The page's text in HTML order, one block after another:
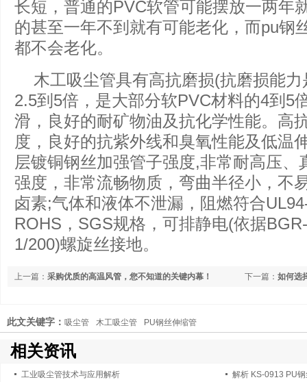
长短，普通的PVC软管可能摆放一两年
的甚至一年不到就有可能老化，而pu钢
都不会老化。
木工吸尘管具有高抗磨损(抗磨损能
2.5到5倍，是大部分软PVC材料的4到5
滑，良好的耐矿物油及抗化学性能。高
度，良好的抗紫外线和臭氧性能及低温
层镀铜钢丝加强管子强度,非常耐高压、
强度，非常流畅物质，弯曲半径小，不
卤素;气体和液体不泄漏，阻燃符合
ROHS，SGS规格，可排静电(依据
1/200)螺旋丝接地。
下一篇： 如何选
上一篇： 采购优质的高温风管，您不知道的关键内幕！
此文关键字： 吸尘管 木工吸尘管 PU钢丝伸缩管
相关资讯
工业吸尘管技术与应用解析 解析 KS-0913 PU